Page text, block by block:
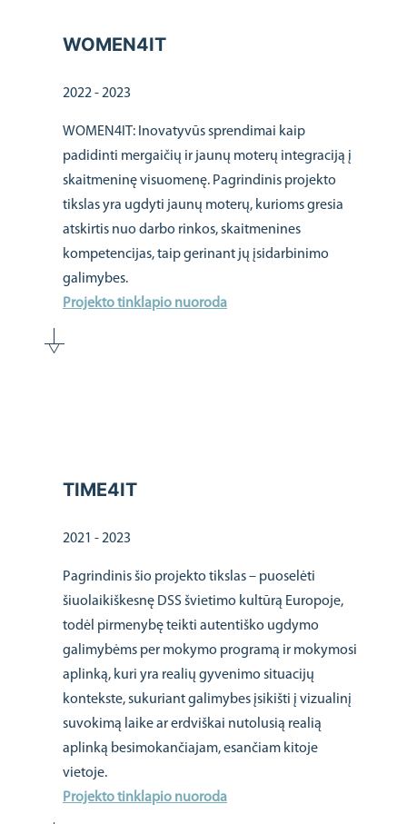
WOMEN4IT
2022 - 2023
WOMEN4IT: Inovatyvūs sprendimai kaip
padidinti mergaičių ir jaunų moterų integraciją į
skaitmeninę visuomenę. Pagrindinis projekto
tikslas yra ugdyti jaunų moterų, kurioms gresia
atskirtis nuo darbo rinkos, skaitmenines
kompetencijas, taip gerinant jų įsidarbinimo
galimybes.
Projekto tinklapio nuoroda
TIME4IT
2021 - 2023
Pagrindinis šio projekto tikslas – puoselėti
šiuolaikiškesnę DSS švietimo kultūrą Europoje,
todėl pirmenybę teikti autentiško ugdymo
galimybėms per mokymo programą ir mokymosi
aplinką, kuri yra realių gyvenimo situacijų
kontekste, sukuriant galimybes įsikišti į vizualinį
suvokimą laike ar erdviškai nutolusią realią
aplinką besimokančiajam, esančiam kitoje
vietoje.
Projekto tinklapio nuoroda